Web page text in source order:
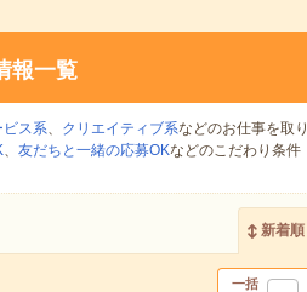
報一覧
ス系、 クリエイティブ系などのお仕事を取り
、 友だちと一緒の応募OKなどのこだわり条件
新着順
一括